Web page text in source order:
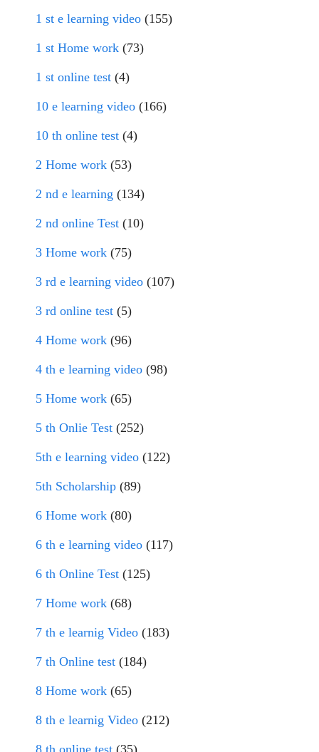
1 st e learning video (155)
1 st Home work (73)
1 st online test (4)
10 e learning video (166)
10 th online test (4)
2 Home work (53)
2 nd e learning (134)
2 nd online Test (10)
3 Home work (75)
3 rd e learning video (107)
3 rd online test (5)
4 Home work (96)
4 th e learning video (98)
5 Home work (65)
5 th Onlie Test (252)
5th e learning video (122)
5th Scholarship (89)
6 Home work (80)
6 th e learning video (117)
6 th Online Test (125)
7 Home work (68)
7 th e learnig Video (183)
7 th Online test (184)
8 Home work (65)
8 th e learnig Video (212)
8 th online test (35)